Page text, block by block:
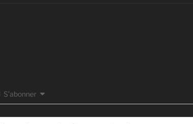
S’abonner